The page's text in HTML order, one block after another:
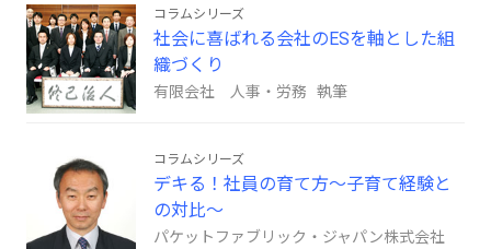
コラムシリーズ
社会に喜ばれる会社のESを軸とした組
織づくり
有限会社 人事・労務 執筆
コラムシリーズ
デキる！社員の育て方～子育て経験と
の対比～
パケットファブリック・ジャパン株式会社